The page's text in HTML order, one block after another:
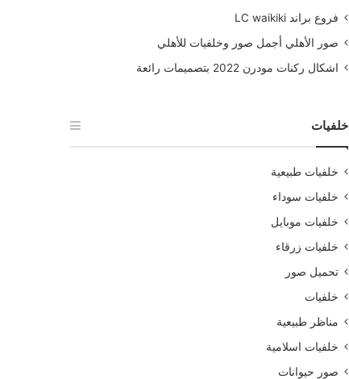
فروع براند LC waikiki
صور الأهلي أجمل صور وخلفيات للأهلي
اشكال ركنات مودرن 2022 بتصميمات رائعة
خلفيات
خلفيات طبيعية
خلفيات سوداء
خلفيات موبايل
خلفيات زرقاء
تحميل صور
خلفيات
مناظر طبيعية
خلفيات اسلامية
صور حيوانات